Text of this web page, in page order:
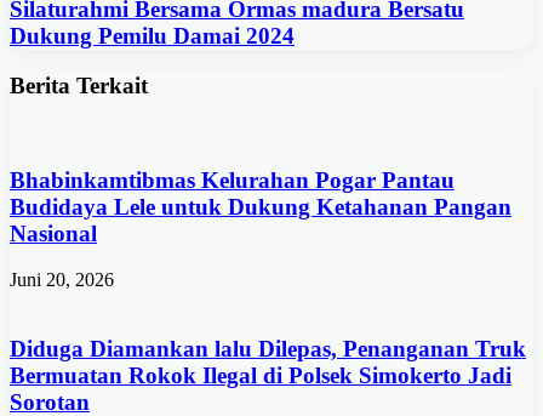
Silaturahmi Bersama Ormas madura Bersatu
Dukung Pemilu Damai 2024
Berita Terkait
Bhabinkamtibmas Kelurahan Pogar Pantau
Budidaya Lele untuk Dukung Ketahanan Pangan
Nasional
Juni 20, 2026
Diduga Diamankan lalu Dilepas, Penanganan Truk
Bermuatan Rokok Ilegal di Polsek Simokerto Jadi
Sorotan